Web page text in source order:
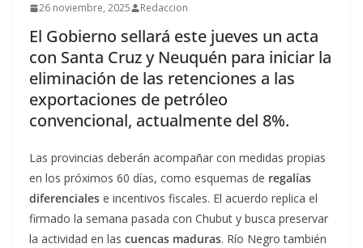
26 noviembre, 2025 Redaccion
El Gobierno sellará este jueves un acta
con Santa Cruz y Neuquén para iniciar la
eliminación de las retenciones a las
exportaciones de petróleo
convencional, actualmente del 8%.
Las provincias deberán acompañar con medidas propias
en los próximos 60 días, como esquemas de regalías
diferenciales e incentivos fiscales. El acuerdo replica el
firmado la semana pasada con Chubut y busca preservar
la actividad en las cuencas maduras. Río Negro también